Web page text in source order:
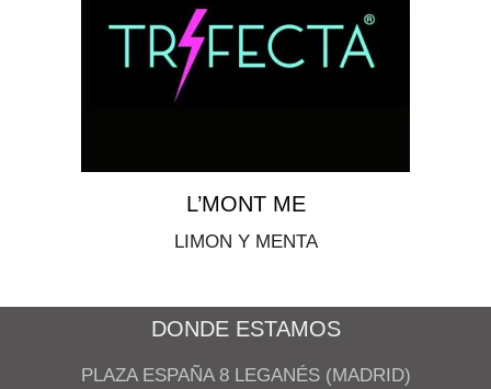
L’MONT ME
LIMON Y MENTA
DONDE ESTAMOS
PLAZA ESPAÑA 8 LEGANÉS (MADRID)